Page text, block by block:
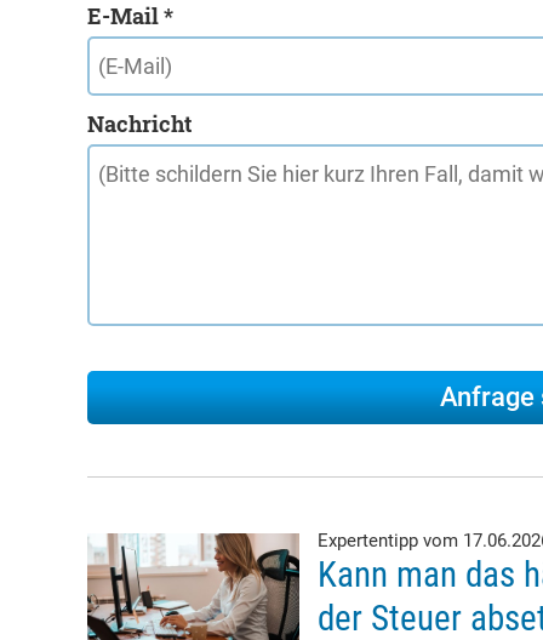
E-Mail *
Nachricht
Expertentipp vom
Kann man das
der Steuer